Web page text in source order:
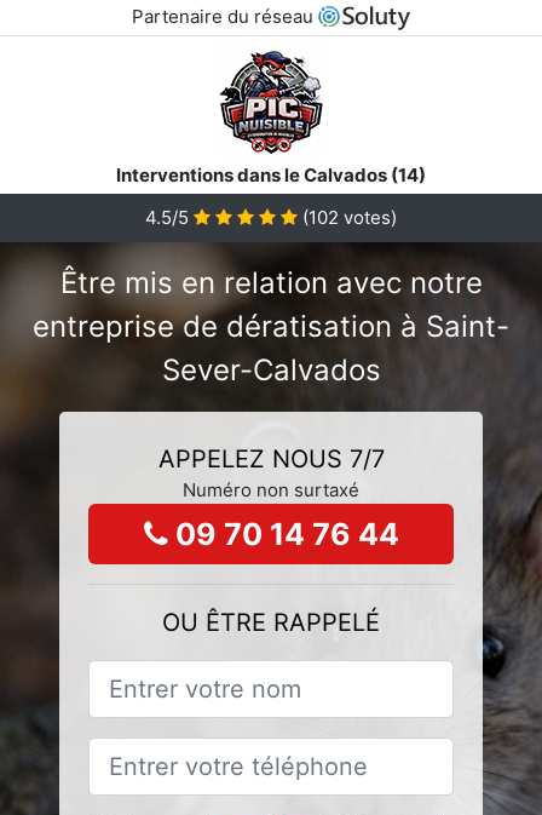
Partenaire du réseau
Interventions dans le Calvados (14)
4.5/5
(102 votes)
Être mis en relation avec notre
entreprise de dératisation à Saint-
Sever-Calvados
APPELEZ NOUS 7/7
Numéro non surtaxé
09 70 14 76 44
OU ÊTRE RAPPELÉ